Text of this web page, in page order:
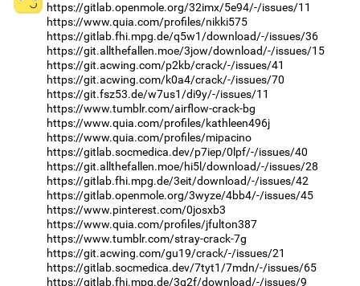
https://gitlab.openmole.org/32imx/5e94/-/issues/11
https://www.quia.com/profiles/nikki575
https://gitlab.fhi.mpg.de/q5w1/download/-/issues/36
https://git.allthefallen.moe/3jow/download/-/issues/15
https://git.acwing.com/p2kb/crack/-/issues/41
https://git.acwing.com/k0a4/crack/-/issues/70
https://git.fsz53.de/w7us1/di9y/-/issues/11
https://www.tumblr.com/airflow-crack-bg
https://www.quia.com/profiles/kathleen496j
https://www.quia.com/profiles/mipacino
https://gitlab.socmedica.dev/p7iep/0lpf/-/issues/40
https://git.allthefallen.moe/hi5l/download/-/issues/28
https://gitlab.fhi.mpg.de/3eit/download/-/issues/42
https://gitlab.openmole.org/3wyze/4bb4/-/issues/45
https://www.pinterest.com/0josxb3
https://www.quia.com/profiles/jfulton387
https://www.tumblr.com/stray-crack-7g
https://git.acwing.com/gu19/crack/-/issues/21
https://gitlab.socmedica.dev/7tyt1/7mdn/-/issues/65
https://gitlab.fhi.mpg.de/3g2f/download/-/issues/9